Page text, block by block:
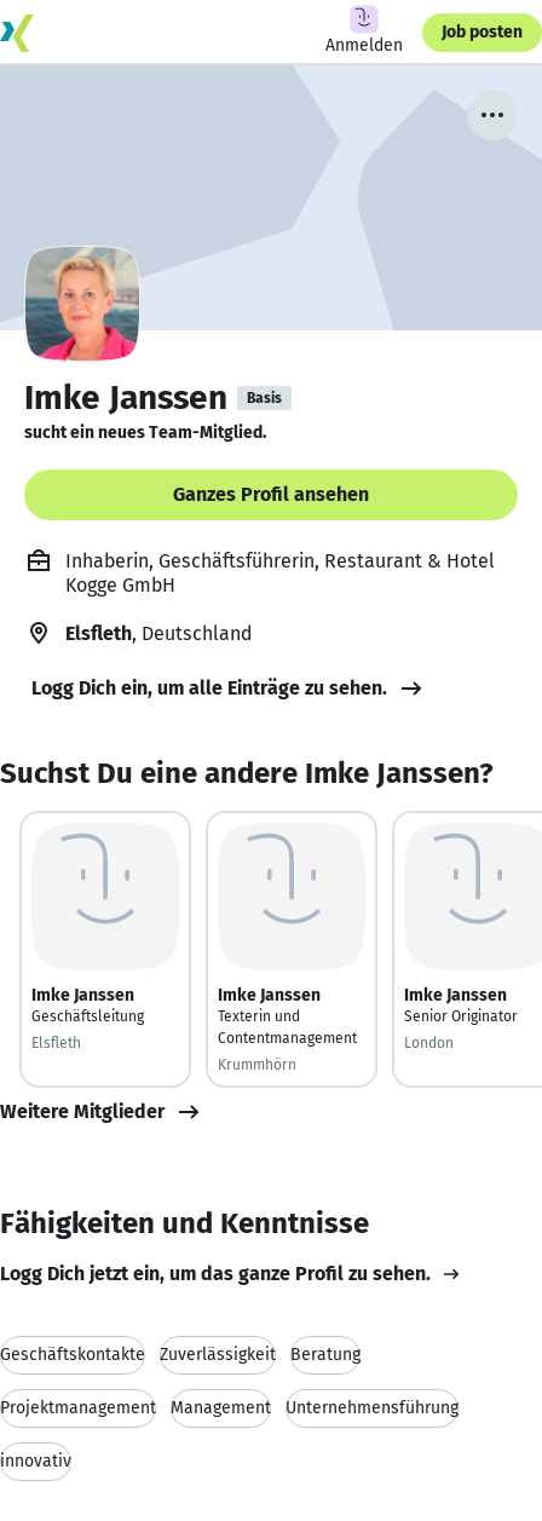
Anmelden
Job posten
Imke Janssen Basis
sucht ein neues Team-Mitglied.
Ganzes Profil ansehen
Inhaberin, Geschäftsführerin, Restaurant & Hotel
Kogge GmbH
Elsfleth, Deutschland
Logg Dich ein, um alle Einträge zu sehen.
Suchst Du eine andere Imke Janssen?
Imke Janssen
Geschäftsleitung
Elsfleth
Imke Janssen
Texterin und
Contentmanagement
Krummhörn
Imke Janssen
Senior Originator
London
Weitere Mitglieder
Fähigkeiten und Kenntnisse
Logg Dich jetzt ein, um das ganze Profil zu sehen.
Geschäftskontakte Zuverlässigkeit Beratung
Projektmanagement Management Unternehmensführung
innovativ